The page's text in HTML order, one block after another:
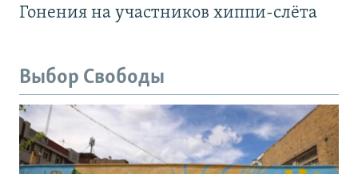
Гонения на участников хиппи-слёта
Выбор Свободы